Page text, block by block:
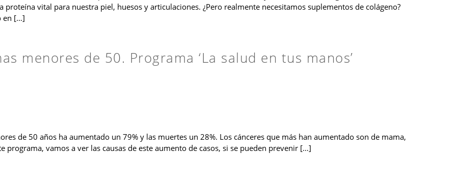
vital para nuestra piel, huesos y articulaciones. ¿Pero realmente necesitamos suplementos de colágeno?
en […]
menores de 50. Programa ‘La salud en tus manos’
de 50 años ha aumentado un 79% y las muertes un 28%. Los cánceres que más han aumentado son de mama,
programa, vamos a ver las causas de este aumento de casos, si se pueden prevenir […]